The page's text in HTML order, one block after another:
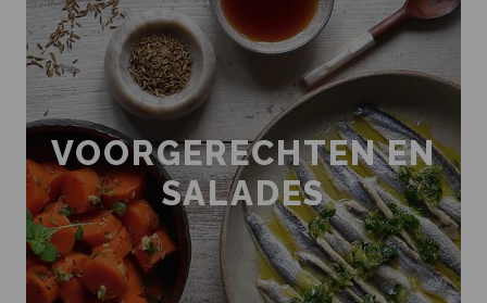
VOORGERECHTEN EN
SALADES